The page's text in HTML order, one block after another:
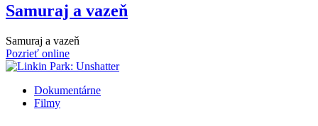
Samuraj a vazeň
Samuraj a vazeň
Pozrieť online
Dokumentárne
Filmy